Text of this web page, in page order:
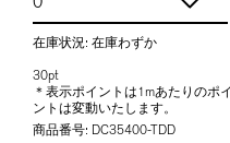
在庫状況: 在庫わずか
30pt
＊表示ポイントは1mあたりのポ
ントは変動いたします。
商品番号: DC35400-TDD